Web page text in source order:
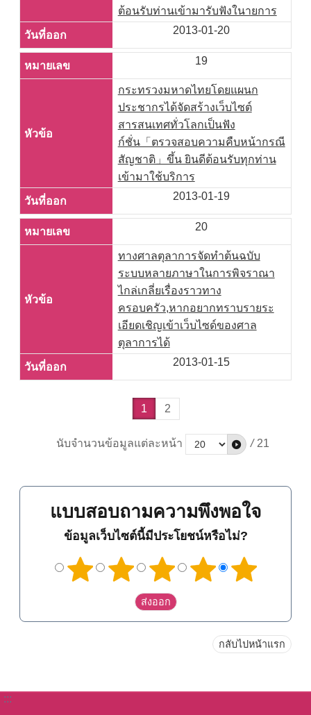
ต้อนรับท่านเข้ามารับฟังในายการ
2013-01-20
19
กระทรวงมหาดไทยโดยแผนก
ประชากรได้จัดสร้างเว็บไซต์
สารสนเทศทั่วโลกเป็นฟัง
ก์ชั่น「ตรวจสอบความคืบหน้ากรณี
สัญชาติ」ขึ้น ยินดีต้อนรับทุกท่าน
เข้ามาใช้บริการ
2013-01-19
20
ทางศาลตุลาการจัดทำต้นฉบับ
ระบบหลายภาษาในการพิจราณา
ไกล่เกลี่ยเรื่องราวทาง
ครอบครัว,หากอยากทราบรายระ
เอียดเชิญเข้าเว็บไซด์ของศาล
ตุลาการได้
2013-01-15
1 2
นับจำนวนข้อมูลแต่ละหน้า / 21
แบบสอบถามความพึงพอใจ
ข้อมูลเว็บไซต์นี้มีประโยชน์หรือไม่?
กลับไปหน้าแรก
:::